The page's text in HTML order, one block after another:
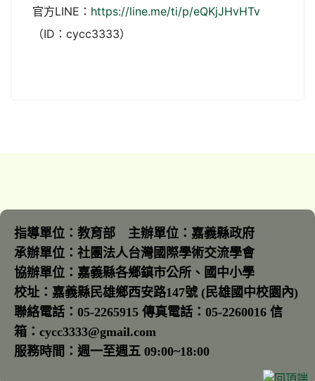
官方LINE： https://line.me/ti/p/eQKjJHvHTv
（ID：cycc3333）
指導單位：教育部 主辦單位：嘉義縣政府
承辦單位：社團法人台灣國際學術交流學會
協辦單位：嘉義縣各鄉鎮市公所、國中小學
校址：嘉義縣民雄鄉西安路147號 (民雄國中校園內)
聯絡電話：05-2265915 傳真電話：05-2260016 信
箱：cycc3333@gmail.com
服務時間：週一至週五 09:00~18:00